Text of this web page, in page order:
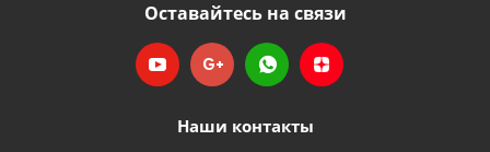
Оставайтесь на связи
Наши контакты